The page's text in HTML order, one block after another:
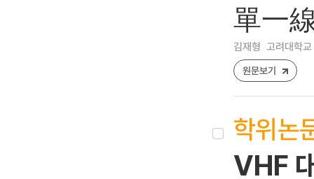
單一
김재형 고려대학
원문보기
학위논
VHF